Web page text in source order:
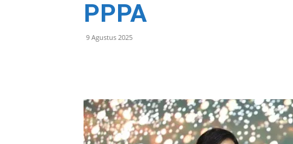
PPPA
9 Agustus 2025